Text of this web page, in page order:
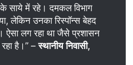
के साये में रहे। दमकल विभाग
लेकिन उनका रिस्पॉन्स बेहद
ऐसा लग रहा था जैसे प्रशासन
रहा है।” –स्थानीय निवासी,